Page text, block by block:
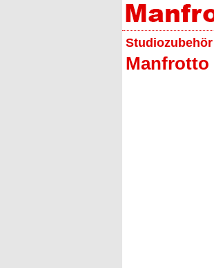
Studiozubehör
Manfrotto